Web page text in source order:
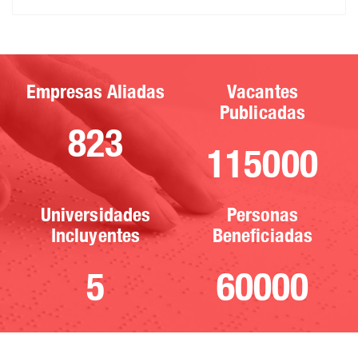
Empresas Aliadas
823
Vacantes
Publicadas
115000
Universidades
Incluyentes
5
Personas
Beneficiadas
60000